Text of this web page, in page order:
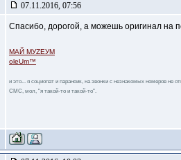
07.11.2016, 07:56
Спасибо, дорогой, а можешь оригинал на
МАЙ МУZЕУМ
oleUm™
и это... я социопат и параноик, на звонки с незнакомых номеров не
СМС, мол, "я такой-то и такой-то".